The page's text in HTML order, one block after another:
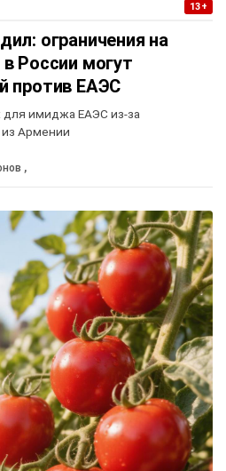
13+
ограничения на
России могут
против ЕАЭС
для имиджа ЕАЭС из-за
из Армении
,